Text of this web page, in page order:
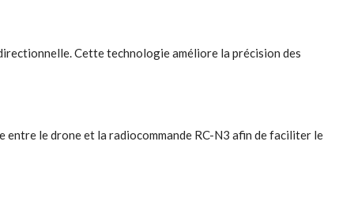
Cette technologie améliore la précision des
le drone et la radiocommande RC-N3 afin de faciliter le